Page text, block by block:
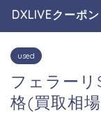
DXLIVEクーポ
used
フェラー
格(買取相